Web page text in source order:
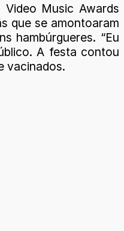
Music Awards
que se amontoaram
hambúrgueres. “Eu
A festa contou
vacinados.